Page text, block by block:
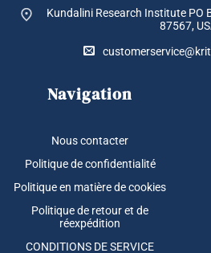
Kundalini Research Institute PO
87567,
Navigation
Nous contacter
Politique de confidentialité
Politique en matière de cookies
Politique de retour et de
réexpédition
CONDITIONS DE SERVICE